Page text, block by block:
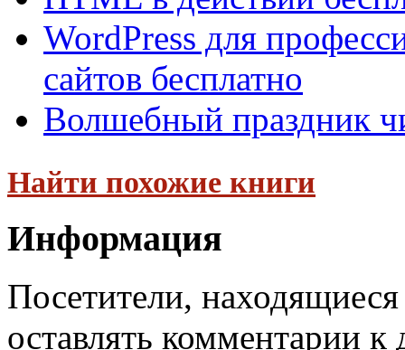
WordPress для
сайтов бесплатно
Волшебный праздник
Найти похожие книги
Информация
Посетители,
оставлять комментарии к